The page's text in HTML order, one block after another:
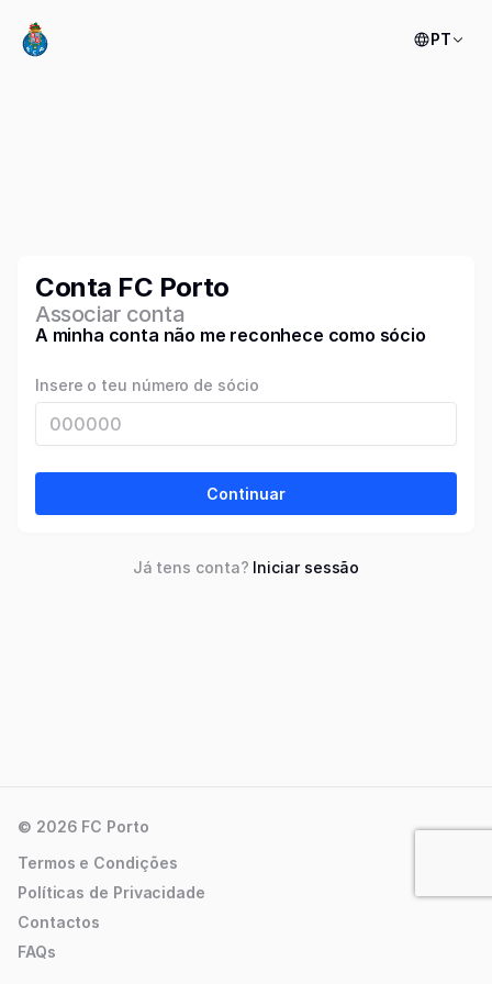
PT
Conta FC Porto
Associar conta
A minha conta não me reconhece como sócio
Insere o teu número de sócio
Continuar
Já tens conta? Iniciar sessão
© 2026 FC Porto
Termos e Condições
Políticas de Privacidade
Contactos
FAQs